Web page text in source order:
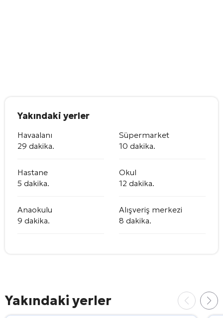
Yakındaki yerler
Havaalanı
29 dakika.
Süpermarket
10 dakika.
Hastane
5 dakika.
Okul
12 dakika.
Anaokulu
9 dakika.
Alışveriş merkezi
8 dakika.
Yakındaki yerler